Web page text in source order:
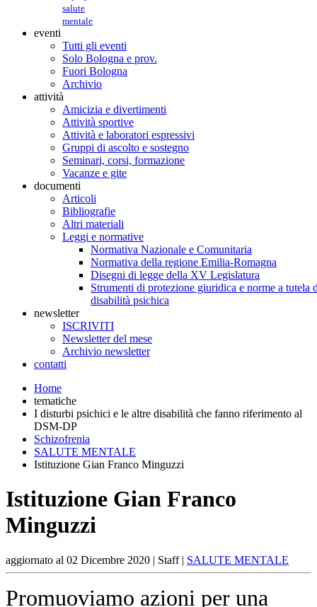
salute
mentale
eventi
Tutti gli eventi
Solo Bologna e prov.
Fuori Bologna
Archivio
attività
Amicizia e divertimenti
Attività sportive
Attività e laboratori espressivi
Gruppi di ascolto e sostegno
Seminari, corsi, formazione
Vacanze e gite
documenti
Articoli
Bibliografie
Altri materiali
Leggi e normative
Normativa Nazionale e Comunitaria
Normativa della regione Emilia-Romagna
Disegni di legge della XV Legislatura
Strumenti di protezione giuridica e norme a tutela
disabilità psichica
newsletter
ISCRIVITI
Newsletter del mese
Archivio newsletter
contatti
Home
tematiche
I disturbi psichici e le altre disabilità che fanno riferimento al
DSM-DP
Schizofrenia
SALUTE MENTALE
Istituzione Gian Franco Minguzzi
Istituzione Gian Franco
Minguzzi
aggiornato al 02 Dicembre 2020 | Staff | SALUTE MENTALE
Promuoviamo azioni per una